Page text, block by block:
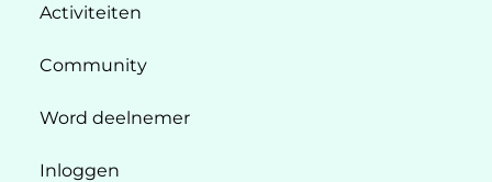
Activiteiten
Community
Word deelnemer
Inloggen